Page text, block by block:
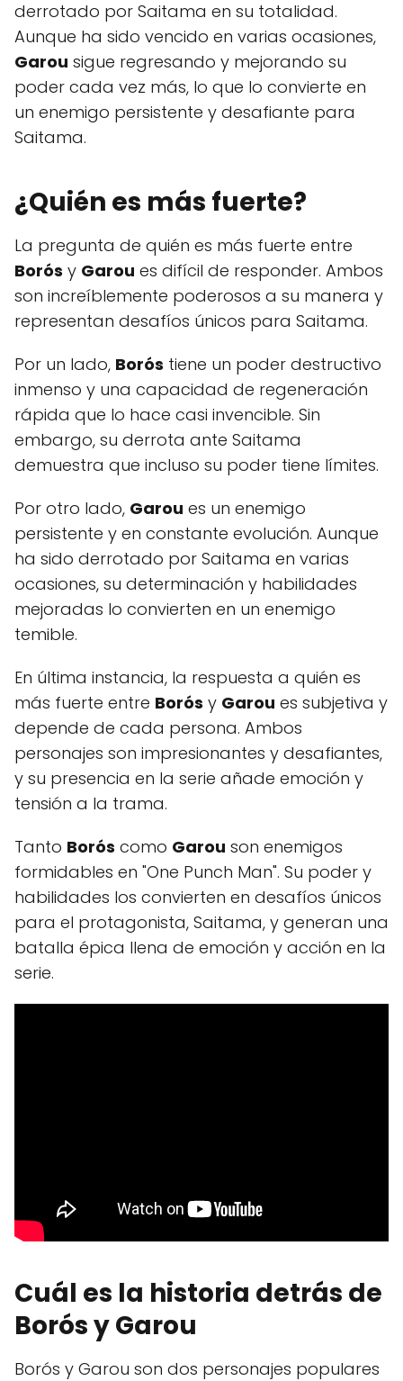
derrotado por Saitama en su totalidad.
Aunque ha sido vencido en varias ocasiones,
Garou sigue regresando y mejorando su
poder cada vez más, lo que lo convierte en
un enemigo persistente y desafiante para
Saitama.
¿Quién es más fuerte?
La pregunta de quién es más fuerte entre
Borós y Garou es difícil de responder. Ambos
son increíblemente poderosos a su manera y
representan desafíos únicos para Saitama.
Por un lado, Borós tiene un poder destructivo
inmenso y una capacidad de regeneración
rápida que lo hace casi invencible. Sin
embargo, su derrota ante Saitama
demuestra que incluso su poder tiene límites.
Por otro lado, Garou es un enemigo
persistente y en constante evolución. Aunque
ha sido derrotado por Saitama en varias
ocasiones, su determinación y habilidades
mejoradas lo convierten en un enemigo
temible.
En última instancia, la respuesta a quién es
más fuerte entre Borós y Garou es subjetiva y
depende de cada persona. Ambos
personajes son impresionantes y desafiantes,
y su presencia en la serie añade emoción y
tensión a la trama.
Tanto Borós como Garou son enemigos
formidables en "One Punch Man". Su poder y
habilidades los convierten en desafíos únicos
para el protagonista, Saitama, y generan una
batalla épica llena de emoción y acción en la
serie.
Cuál es la historia detrás de
Borós y Garou
Borós y Garou son dos personajes populares